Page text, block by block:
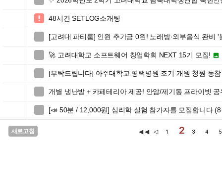
 48시간 SETLOG소개팅
[고려대 파티룸] 인원 추가금 0원! 노래방·외부음식 완비
🚀 고려대학교 소프트웨어 창업학회 NEXT 15기 모집! 
[부탁드립니다] 아주대학교 평택병원 조기 개원 청원 동
개별 냉난방 + 카페테리아 제공! 안암/제기동 프라이빗
[📣 50분 / 12,000원] 심리학 실험 참가자를 모집합니다
새로고침 ◀◀ ◁ 1 2 3 4